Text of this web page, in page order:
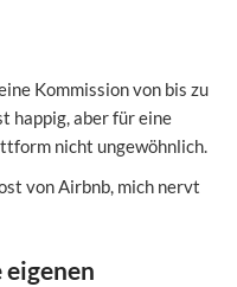
Kommission von bis zu
happig, aber für eine
nicht ungewöhnlich.
von Airbnb, mich nervt